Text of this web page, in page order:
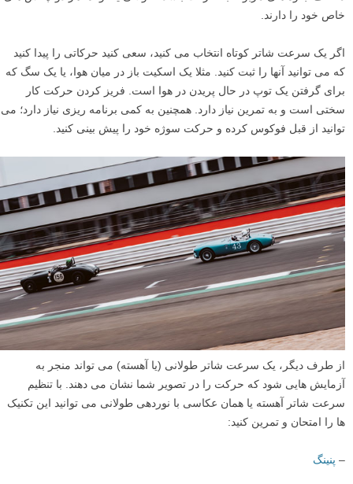
با این حال، اگر یک دیافراگم خیلی بسته انتخاب می کنید، نمی توانید سوژه را
خوب باشد، بدون این که چیزی مات شود. شما باید به دنبال صحنه هایی
بگردید که در پس زمینه حواس پرتی نداشته باشند – مانند لکه های روشن
رنگی یا اجسام ناخوشایند.
آموزش های مرتبط:
آموزش عمق میدان در عکاسی با یک تمرین ساده در خانه
آموزش ۳ روش برای جلب توجه بیشتر به سوژه
۴ و سرعت شاتر!
محدود کردن سرعت شاتر می تواند یک راه عالی برای آزمایش کردن با انواع
مختلف جلوه های مربوط به حرکت باشد. طولانی یا کوتاه، هر دو چالش های
خاص خود را دارند.
اگر یک سرعت شاتر کوتاه انتخاب می کنید، سعی کنید حرکاتی را پیدا کنید
که می توانید آنها را ثبت کنید. مثلا یک اسکیت باز در میان هوا، یا یک سگ که
برای گرفتن یک توپ در حال پریدن در هوا است. فریز کردن حرکت کار
توانید از قبل فوکوس کرده و حرکت سوژه خود را پیش بینی کنید.